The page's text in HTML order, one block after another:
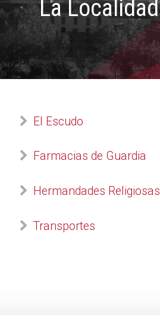
La Localidad
El Escudo
Farmacias de Guardia
Hermandades Religiosas
Transportes